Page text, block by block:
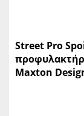
Street Pro
Maxton